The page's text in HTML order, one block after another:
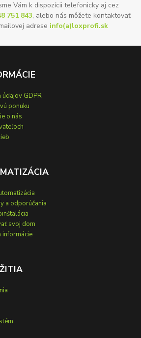
Vám k dispozícii telefonicky aj cez
751 843, alebo nás môžete kontaktovať
adrese info(a)loxprofi.sk
údajov GDPR
ponuku
o nás
a odporúčania
svoj dom
informácie